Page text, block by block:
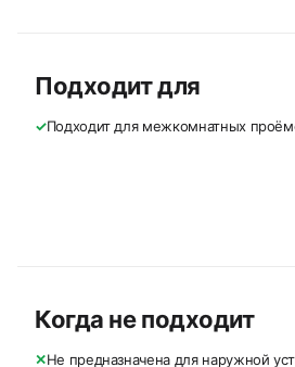
Подходит для
✓Подходит для межкомнатных
Когда не подходит
✕Не предназначена для наружной